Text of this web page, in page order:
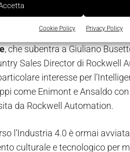
Cookie Policy Privacy Policy
di Anie Automazione
degli associati per
, che subentra a Giuliano
Sales Director di Rockwell
interesse per
come Enimont e Ansaldo
da Rockwell Automation.
l’Industria 4.0 è ormai
culturale e tecnologico per